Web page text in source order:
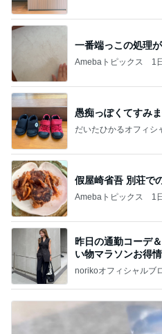
一番端っこの処理
Amebaトピックス 1
愚痴っぽくてすみ
だいたひかるオフィシ
假屋崎省吾 別荘で
Amebaトピックス 1
昨日の通勤コーデ
い物マラソンお得
norikoオフィシャルブロ